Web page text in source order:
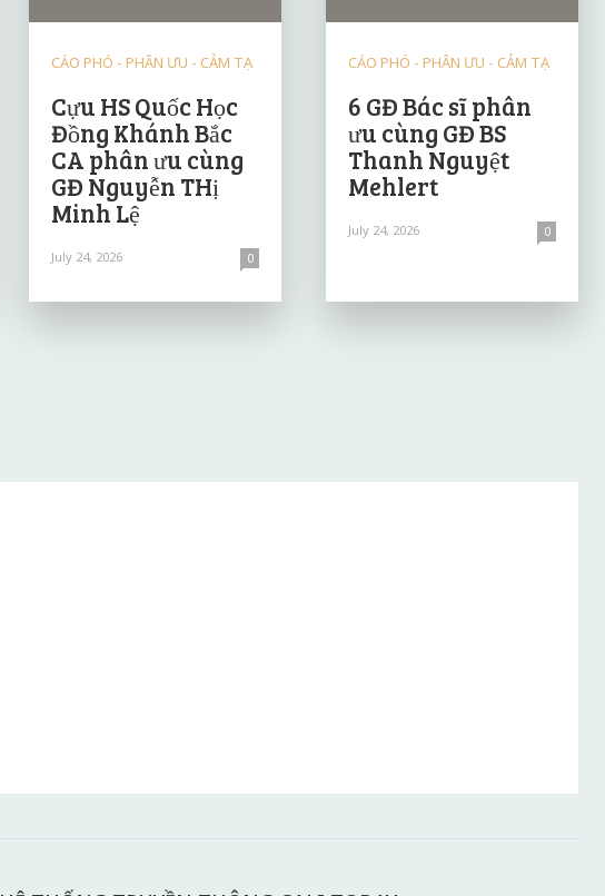
CÁO PHÓ - PHÂN ƯU - CẢM TẠ
Cựu HS Quốc Học
Đồng Khánh Bắc
CA phân ưu cùng
GĐ Nguyễn THị
Minh Lệ
July 24, 2026 0
CÁO PHÓ - PHÂN ƯU - CẢM TẠ
6 GĐ Bác sĩ phân
ưu cùng GĐ BS
Thanh Nguyệt
Mehlert
July 24, 2026 0